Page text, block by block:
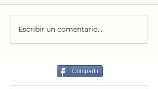
5 panes y 2 peces: Pan
para Aleppo
Escribir un comentario...
Compartir